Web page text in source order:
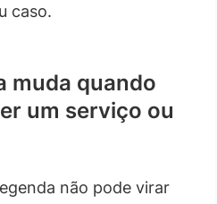
caso.
muda quando
um serviço ou
não pode virar